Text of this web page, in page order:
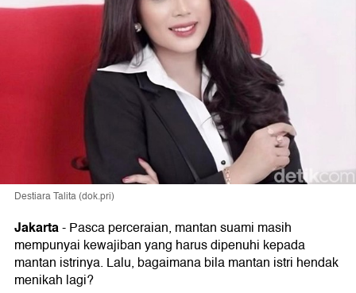
Destiara Talita (dok.pri)
Jakarta-Pasca perceraian, mantan suami masih
mempunyai kewajiban yang harus dipenuhi kepada
mantan istrinya. Lalu, bagaimana bila mantan istri hendak
menikah lagi?